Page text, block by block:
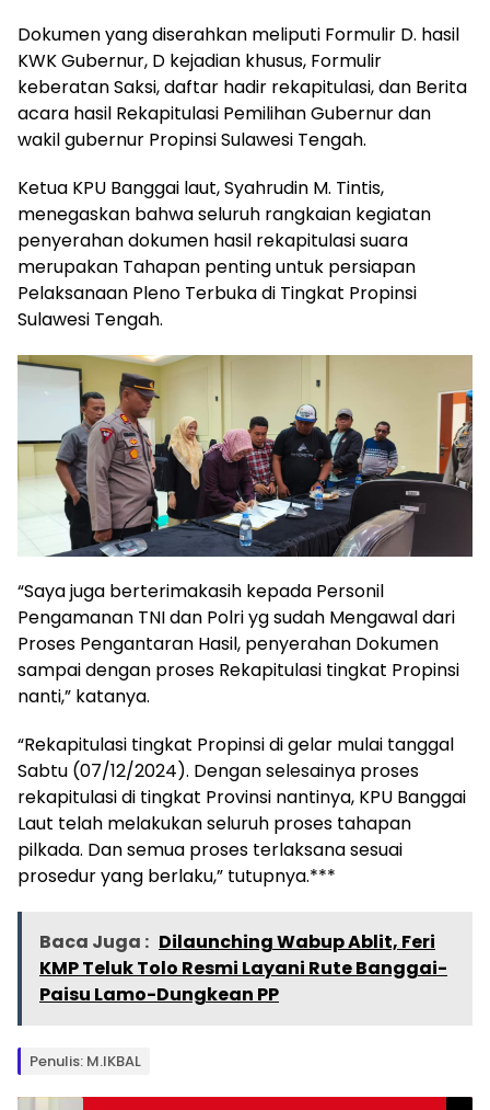
Dokumen yang diserahkan meliputi Formulir D. hasil
KWK Gubernur, D kejadian khusus, Formulir
keberatan Saksi, daftar hadir rekapitulasi, dan Berita
acara hasil Rekapitulasi Pemilihan Gubernur dan
wakil gubernur Propinsi Sulawesi Tengah.
Ketua KPU Banggai laut, Syahrudin M. Tintis,
menegaskan bahwa seluruh rangkaian kegiatan
penyerahan dokumen hasil rekapitulasi suara
merupakan Tahapan penting untuk persiapan
Pelaksanaan Pleno Terbuka di Tingkat Propinsi
Sulawesi Tengah.
“Saya juga berterimakasih kepada Personil
Pengamanan TNI dan Polri yg sudah Mengawal dari
Proses Pengantaran Hasil, penyerahan Dokumen
sampai dengan proses Rekapitulasi tingkat Propinsi
nanti,” katanya.
“Rekapitulasi tingkat Propinsi di gelar mulai tanggal
Sabtu (07/12/2024). Dengan selesainya proses
rekapitulasi di tingkat Provinsi nantinya, KPU Banggai
Laut telah melakukan seluruh proses tahapan
pilkada. Dan semua proses terlaksana sesuai
prosedur yang berlaku,” tutupnya.***
Baca Juga : Dilaunching Wabup Ablit, Feri
KMP Teluk Tolo Resmi Layani Rute Banggai-
Paisu Lamo-Dungkean PP
Penulis: M.IKBAL